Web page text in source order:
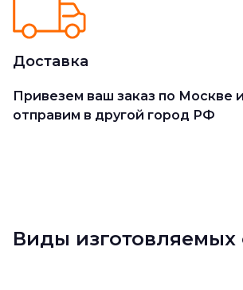
Доставка
Привезем ваш заказ по Москве
отправим в другой город РФ
Виды изготовляемых